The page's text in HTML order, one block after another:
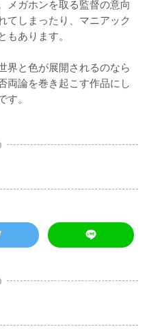
メガホンを取る監督の意向
てしまったり、マニアック
あります。
界と色が展開されるのなら
両論を巻き起こす作品にし
。